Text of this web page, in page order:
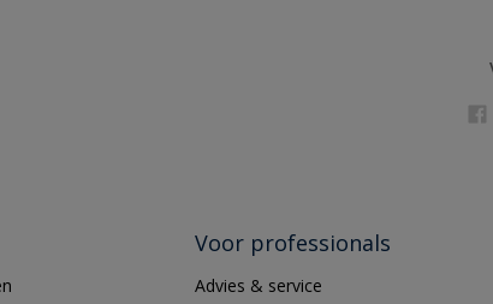
Voor professionals
Advies & service